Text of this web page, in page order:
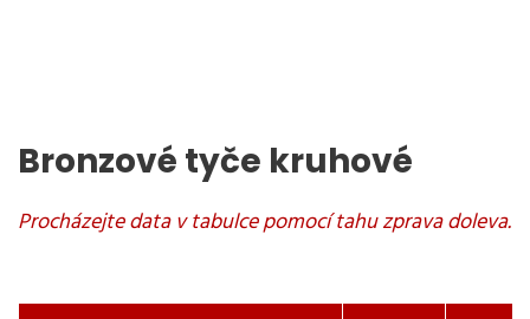
Bronzové tyče kruhové